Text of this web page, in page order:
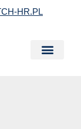
HR.PL